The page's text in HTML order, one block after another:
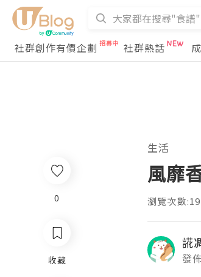
社群創作有價企劃 社群熱話
生活
風靡
瀏覽次數
誮
發
0
收藏